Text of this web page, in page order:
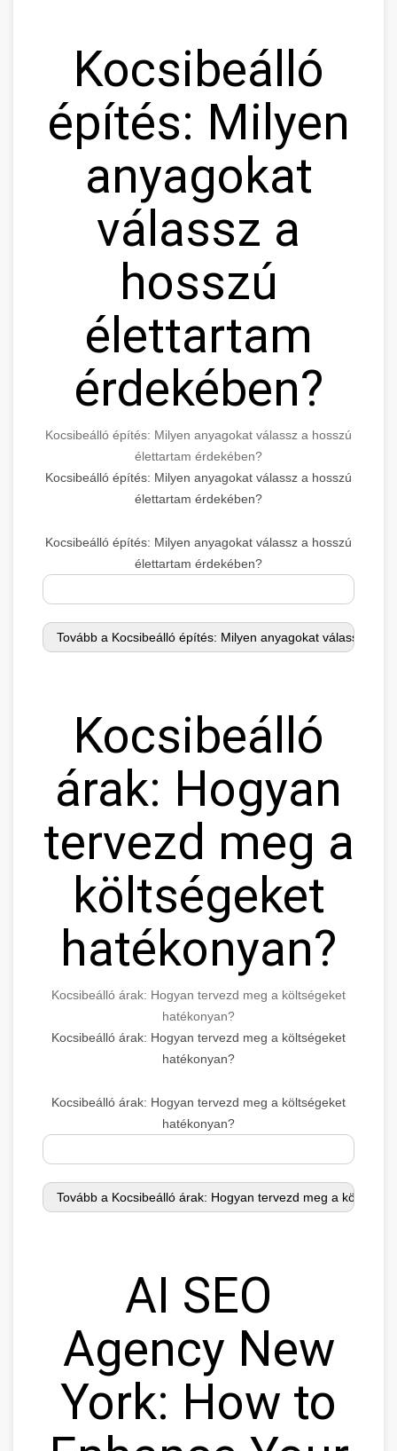
Kocsibeálló
építés: Milyen
anyagokat
válassz a
hosszú
élettartam
érdekében?
Kocsibeálló építés: Milyen anyagokat válassz a hosszú
élettartam érdekében?
Kocsibeálló építés: Milyen anyagokat válassz a hosszú
élettartam érdekében?
Kocsibeálló építés: Milyen anyagokat válassz a hosszú
élettartam érdekében?
Kocsibeálló
árak: Hogyan
tervezd meg a
költségeket
hatékonyan?
Kocsibeálló árak: Hogyan tervezd meg a költségeket
hatékonyan?
Kocsibeálló árak: Hogyan tervezd meg a költségeket
hatékonyan?
Kocsibeálló árak: Hogyan tervezd meg a költségeket
hatékonyan?
AI SEO
Agency New
York: How to